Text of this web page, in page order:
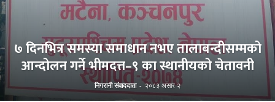
७ दिनभित्र समस्या समाधान नभए तालाबन्दीसम्मको
आन्दोलन गर्ने भीमदत्त–९ का स्थानीयको चेतावनी
निगरानी संवाददाता - २०८३ असार २